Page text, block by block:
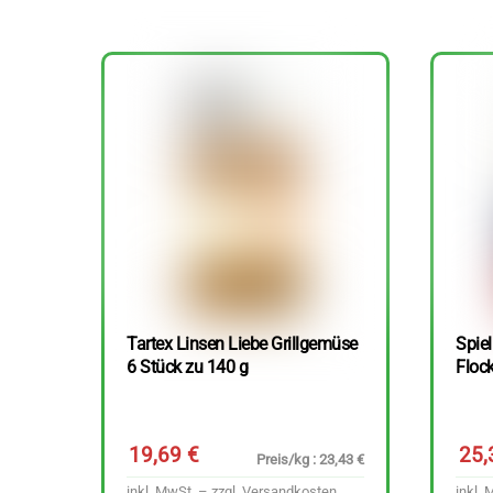
Tartex Linsen Liebe Grillgemüse
6 Stück zu 140 g
19,69€
Preis/kg : 23,43 €